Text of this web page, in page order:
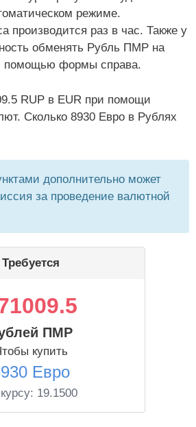
режиме.
производится раз в час. Также у
обменять Рубль ПМР на
помощью формы справа.
RUP в EUR при помощи
Сколько 8930 Евро в Рублях
дополнительно может
за проведение валютной
Требуется
ПМР
купить
Евро
19.1500